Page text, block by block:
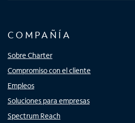
COMPAÑÍA
Sobre Charter
Compromiso con el cliente
Empleos
Soluciones para empresas
Spectrum Reach